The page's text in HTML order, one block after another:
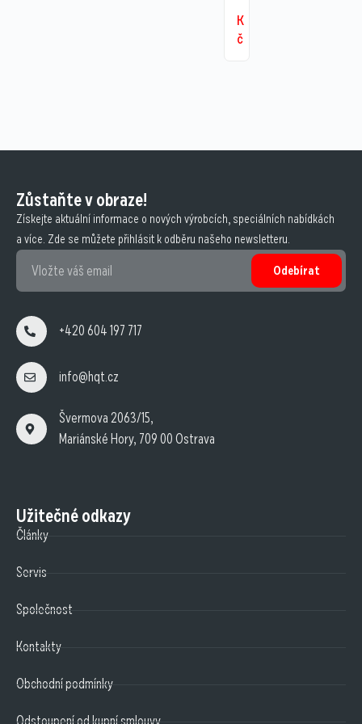
K
č
Zůstaňte v obraze!
Získejte aktuální informace o nových výrobcích, speciálních nabídkách
a více. Zde se můžete přihlásit k odběru našeho newsletteru.
Odebírat
+420 604 197 717
info@hqt.cz
Švermova 2063/15,
Mariánské Hory, 709 00 Ostrava
Užitečné odkazy
Články
Servis
Společnost
Kontakty
Obchodní podmínky